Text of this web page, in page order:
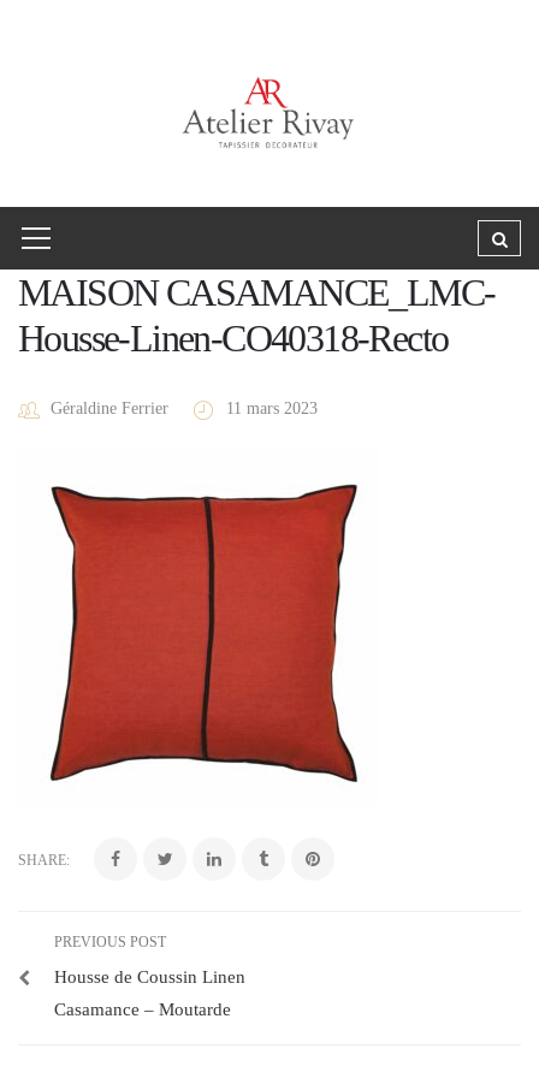
MAISON CASAMANCE_LMC-
Housse-Linen-CO40318-Recto
Géraldine Ferrier 11 mars 2023
SHARE:
PREVIOUS POST
Housse de Coussin Linen
Casamance – Moutarde